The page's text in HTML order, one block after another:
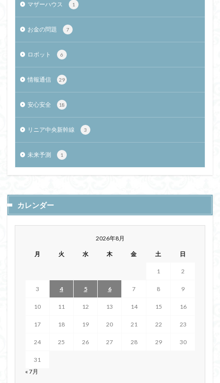
マザーハウス 1
お金の問題 7
ロボット 6
情報通信 29
安心安全 18
リニア中央新幹線 3
未来予測 1
カレンダー
2026年8月
月 火 水 木 金 土 日
1 2
3 4 5 6 7 8 9
10 11 12 13 14 15 16
17 18 19 20 21 22 23
24 25 26 27 28 29 30
31
« 7月